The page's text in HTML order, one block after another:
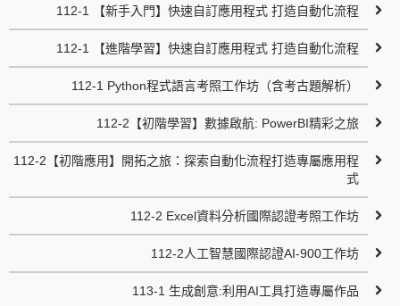
112-1 【新手入門】快速自訂應用程式 打造自動化流程
112-1 【進階學習】快速自訂應用程式 打造自動化流程
112-1 Python程式語言考照工作坊（含考古題解析）
112-2【初階學習】數據啟航: PowerBI精彩之旅
112-2【初階應用】開拓之旅：探索自動化流程打造專屬應用程
式
112-2 Excel資料分析國際認證考照工作坊
112-2人工智慧國際認證AI-900工作坊
113-1 生成創意:利用AI工具打造專屬作品